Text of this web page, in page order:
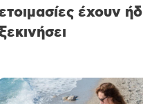
έχουν